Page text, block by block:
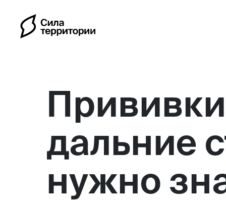
Календарь
Индивидуальные
дальние
нужно